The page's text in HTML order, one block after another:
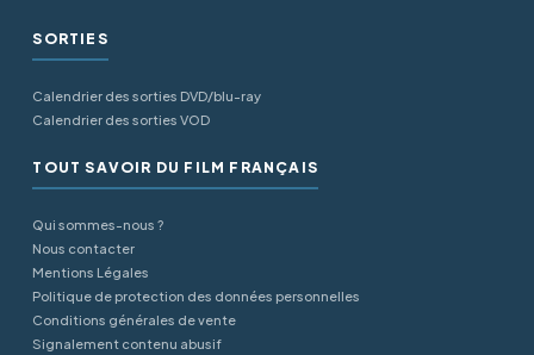
SORTIES
Calendrier des sorties DVD/blu-ray
Calendrier des sorties VOD
TOUT SAVOIR DU FILM FRANÇAIS
Qui sommes-nous ?
Nous contacter
Mentions Légales
Politique de protection des données personnelles
Conditions générales de vente
Signalement contenu abusif